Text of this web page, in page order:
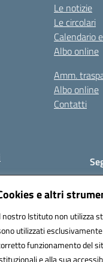
e altri
nostro Istituto non utilizza
utilizzati
funzionamento del
e alla sua
Le notizie
Le circolari
Calendario
Albo online
Amm.
Albo online
Contatti